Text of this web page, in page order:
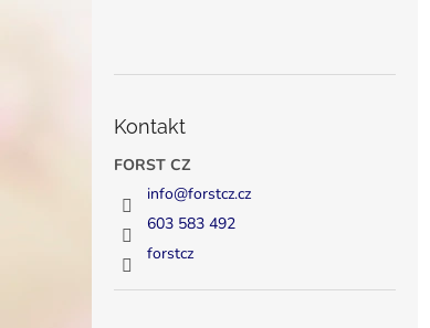
Kontakt
FORST CZ
info@forstcz.cz
603 583 492
forstcz